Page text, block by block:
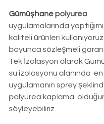
Gümüşhane polyurea
uygulamalarında
kaliteli ürünleri kullanıyoruz
boyunca sözleşmeli
Tek İzolasyon olarak
su izolasyonu alanında
uygulamanın sprey
polyurea kaplama
söyleyebiliriz.